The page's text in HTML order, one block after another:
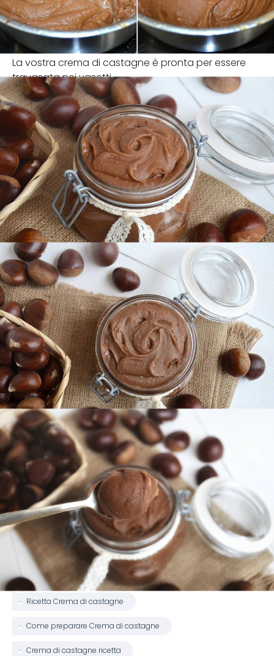
La vostra crema di castagne è pronta per essere
travasata nei vasetti.
Ricetta Crema di castagne
Come preparare Crema di castagne
Crema di castagne ricetta